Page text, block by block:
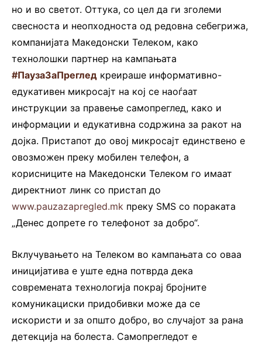
но и во светот. Оттука, со цел да ги зголеми
свесноста и неопходноста од редовна себегрижа,
компанијата Македонски Телеком, како
технолошки партнер на кампањата
#ПаузаЗаПреглед креираше информативно-
едукативен микросајт на кој се наоѓаат
инструкции за правење самопреглед, како и
информации и едукативна содржина за ракот на
дојка. Пристапот до овој микросајт единствено е
овозможен преку мобилен телефон, а
корисниците на Македонски Телеком го имаат
директниот линк со пристап до
www.pauzazapregled.mk преку SMS со пораката
„Денес допрете го телефонот за добро“.
Вклучувањето на Телеком во кампањата со оваа
иницијатива е уште една потврда дека
современата технологија покрај бројните
комуникациски придобивки може да се
искористи и за општо добро, во случајот за рана
детекција на болеста. Самопрегледот е